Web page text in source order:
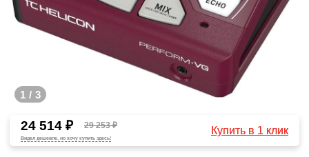
1 / 3
24 514 ₽ 29 253 ₽
Видел дешевле, но хочу купить здесь!
Купить в 1 клик